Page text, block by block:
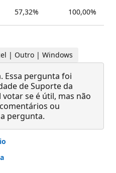
57,32% 100,00%
| Outro | Windows
Essa pergunta foi
de Suporte da
se é útil, mas não
ou
pergunta.